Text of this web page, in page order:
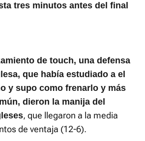
tres minutos antes del final
de touch, una defensa
que había estudiado a el
y supo como frenarlo y más
dieron la manija del
, que llegaron a la media
de ventaja (12-6).